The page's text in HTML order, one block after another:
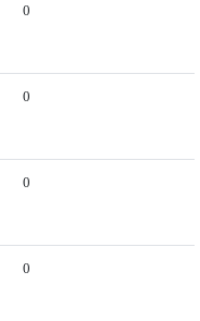
0
0
0
0